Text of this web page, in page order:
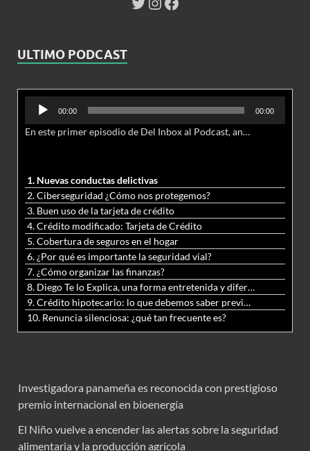
ULTIMO PODCAST
Reproductor
audio
00:00 00:00
En este primer episodio de Del Inbox al Podcast, analizamos junto al abogado Jonathan Brown las nuevas conductas delictivas cibernéticas y la necesidad de hacer modificaciones al Código Penal.
1. Nuevas conductas delictivas
2. Ciberseguridad ¿Cómo nos protegemos?
3. Buen uso de la tarjeta de crédito
4. Crédito modificado: Tarjeta de Crédito
5. Cobertura de seguros en el hogar
6. ¿Por qué es importante la seguridad vial?
7. ¿Cómo organizar las finanzas?
8. Diego Te lo Explica, una forma entretenida y diferente de aprender matemáticas y ciencias
9. Crédito hipotecario: lo que debemos saber previo a adquirir nuestra vivienda
10. Renuncia silenciosa: ¿qué tan frecuente es?
Investigadora panameña es reconocida con prestigioso
premio internacional en bioenergía
El Niño vuelve a encender las alertas sobre la seguridad
alimentaria y la producción agrícola